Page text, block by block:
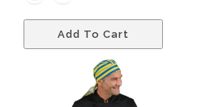
Add To Cart